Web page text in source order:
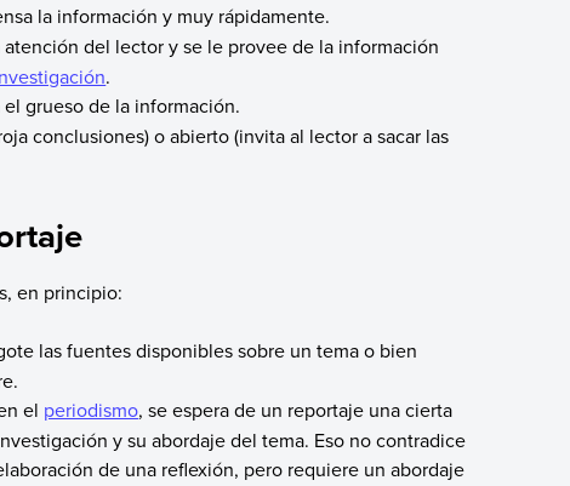
la información y muy rápidamente.
atención del lector y se le provee de la información
.
grueso de la información.
conclusiones) o abierto (invita al lector a sacar las
en principio:
las fuentes disponibles sobre un tema o bien
el periodismo, se espera de un reportaje una cierta
y su abordaje del tema. Eso no contradice
de una reflexión, pero requiere un abordaje